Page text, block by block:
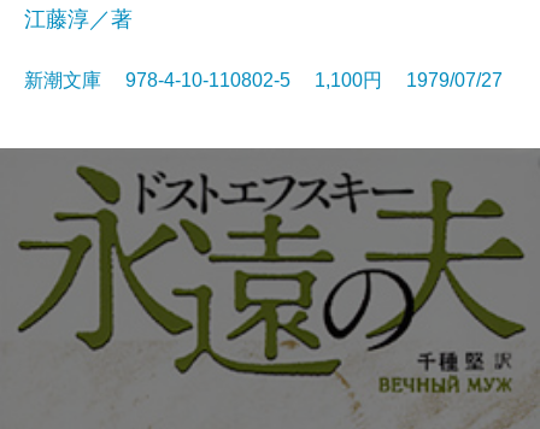
江藤淳／著
新潮文庫 978-4-10-110802-5 1,100円 1979/07/27